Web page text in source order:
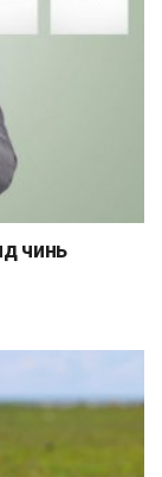
чинь